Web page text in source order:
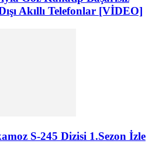
Akıllı Telefonlar [VİDEO]
S-245 Dizisi 1.Sezon İzle